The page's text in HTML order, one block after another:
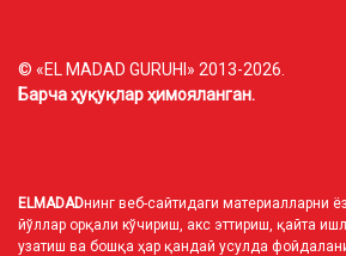
© «EL MADAD GURUHI» 2013-2026.
Барча ҳуқуқлар ҳимояланган.
ELMADADнинг веб-сайтидаги материалларни
йўллар орқали кўчириш, акс эттириш, қайта
узатиш ва бошқа ҳар қандай усулда